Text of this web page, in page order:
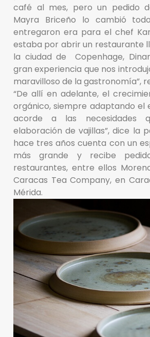
café al mes, pero un pedido
Mayra Briceño lo cambió
entregaron era para el chef
estaba por abrir un restaurante
la ciudad de Copenhage,
gran experiencia que nos
maravilloso de la gastronomía”,
“De allí en adelante, el
orgánico, siempre adaptando el
acorde a las necesidades
elaboración de vajillas”, dice la
hace tres años cuenta con un
más grande y recibe
restaurantes, entre ellos
Caracas Tea Company, en
Mérida.